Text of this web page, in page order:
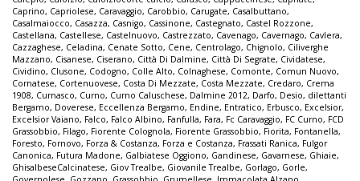
Caprino, Capriolese, Caravaggio, Carobbio, Carugate, Casalbuttano,
Casalmaiocco, Casazza, Casnigo, Cassinone, Castegnato, Castel Rozzone,
Castellana, Castellese, Castelnuovo, Castrezzato, Cavenago, Cavernago, Cavlera,
Cazzaghese, Celadina, Cenate Sotto, Cene, Centrolago, Chignolo, Ciliverghe
Mazzano, Cisanese, Ciserano, Città Di Dalmine, Città Di Segrate, Cividatese,
Cividino, Clusone, Codogno, Colle Alto, Colnaghese, Comonte, Comun Nuovo,
Cornatese, Cortenuovese, Costa Di Mezzate, Costa Mezzate, Credaro, Crema
1908, Curnasco, Curno, Curno Caluschese, Dalmine 2012, Darfo, Desio, dilettanti
Bergamo, Doverese, Eccellenza Bergamo, Endine, Entratico, Erbusco, Excelsior,
Excelsior Vaiano, Falco, Falco Albino, Fanfulla, Fara, Fc Caravaggio, FC Curno, FCD
Grassobbio, Filago, Fiorente Colognola, Fiorente Grassobbio, Fiorita, Fontanella,
Foresto, Fornovo, Forza & Costanza, Forza e Costanza, Frassati Ranica, Fulgor
Canonica, Futura Madone, Galbiatese Oggiono, Gandinese, Gavarnese, Ghiaie,
GhisalbeseCalcinatese, Giov Trealbe, Giovanile Trealbe, Gorlago, Gorle,